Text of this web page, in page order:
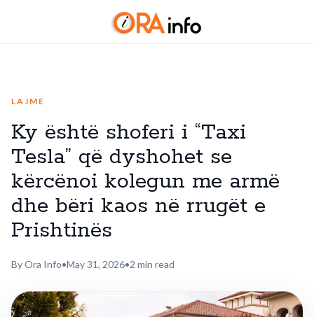
LAJME
Ky është shoferi i “Taxi
Tesla” që dyshohet se
kërcënoi kolegun me armë
dhe bëri kaos në rrugët e
Prishtinës
By Ora Info•May 31, 2026•2 min read